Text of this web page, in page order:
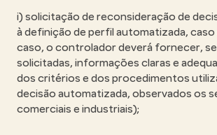
i) solicitação de reconsideração de
à definição de perfil automatizada,
caso, o controlador deverá fornecer,
solicitadas, informações claras e
dos critérios e dos procedimentos
decisão automatizada, observados os
comerciais e industriais);